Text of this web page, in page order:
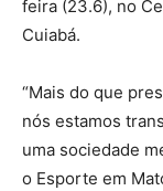
feira (23.6), no
Cuiabá.
“Mais do que
nós estamos
uma sociedade
o Esporte em